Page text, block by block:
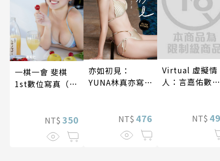
一棋一會 斐棋
1st數位寫真（含
NT$ 350
亦如初見：
YUNA林真亦寫
NT$ 476
Virtual 虛擬情
人：言嘉佑數位
NT$